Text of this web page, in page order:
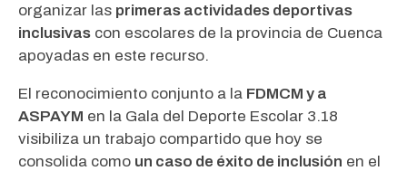
organizar las primeras actividades deportivas
inclusivas con escolares de la provincia de Cuenca
apoyadas en este recurso.
El reconocimiento conjunto a la FDMCM y a
ASPAYM en la Gala del Deporte Escolar 3.18
visibiliza un trabajo compartido que hoy se
consolida como un caso de éxito de inclusión en el